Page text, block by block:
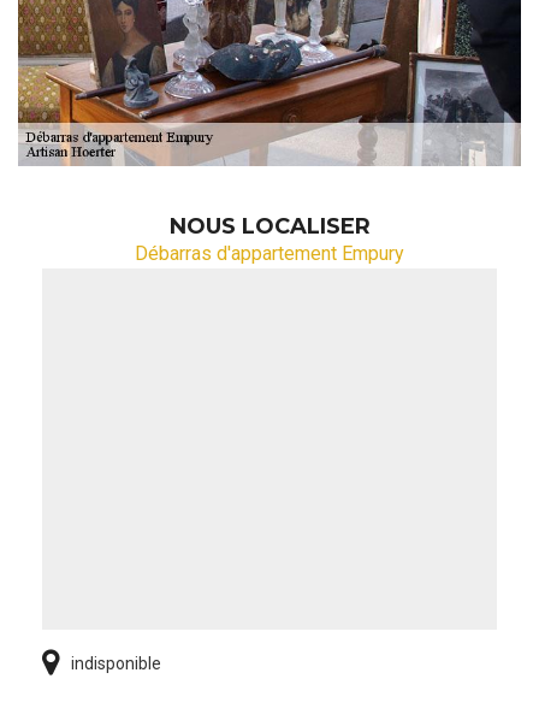
NOUS LOCALISER
Débarras d'appartement Empury
indisponible